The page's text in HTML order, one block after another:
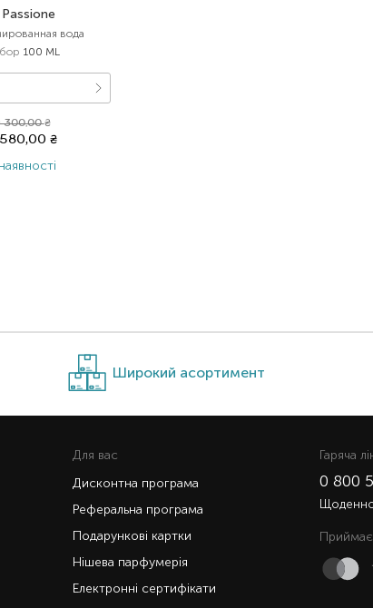
Passione
вода
100 ML
300,00₴
₴
Широкий асортимент
Для вас
Дисконтна програма
Реферальна програма
Подарункові картки
Нішева парфумерія
Електронні сертифікати
Гаряча
0 800
Щоденно